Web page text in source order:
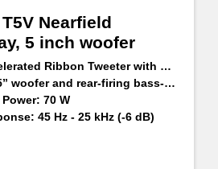
Nearfield
5 inch woofer
Ribbon Tweeter with HPS Waveguide
and rear-firing bass-reflex port
70 W
45 Hz - 25 kHz (-6 dB)